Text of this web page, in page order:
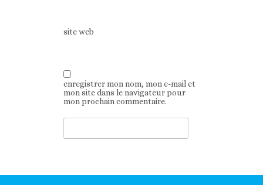
site web
enregistrer mon nom, mon e-mail et
mon site dans le navigateur pour
mon prochain commentaire.